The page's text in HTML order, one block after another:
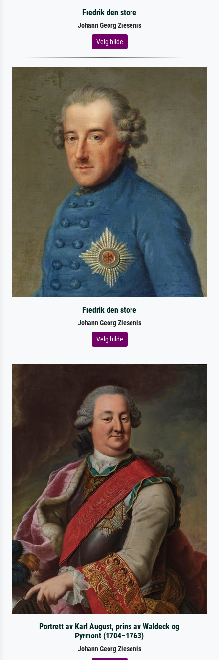
Fredrik den store
Johann Georg Ziesenis
Velg bilde
Fredrik den store
Johann Georg Ziesenis
Velg bilde
Portrett av Karl August, prins av Waldeck og
Pyrmont (1704–1763)
Johann Georg Ziesenis